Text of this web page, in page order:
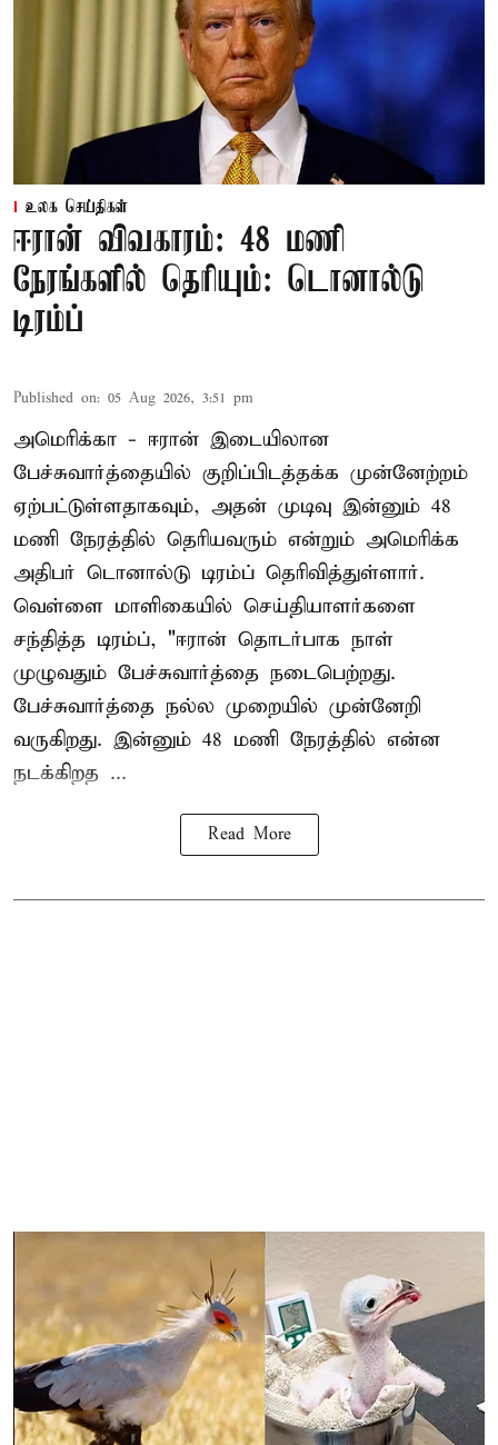
உலக செய்திகள்
ஈரான் விவகாரம்: 48 மணி
நேரங்களில் தெரியும்: டொனால்டு
டிரம்ப்
Published on: 05 Aug 2026, 3:51 pm
அமெரிக்கா - ஈரான் இடையிலான
பேச்சுவார்த்தையில் குறிப்பிடத்தக்க முன்னேற்றம்
ஏற்பட்டுள்ளதாகவும், அதன் முடிவு இன்னும் 48
மணி நேரத்தில் தெரியவரும் என்றும் அமெரிக்க
அதிபர் டொனால்டு டிரம்ப் தெரிவித்துள்ளார்.
வெள்ளை மாளிகையில் செய்தியாளர்களை
சந்தித்த டிரம்ப், "ஈரான் தொடர்பாக நாள்
முழுவதும் பேச்சுவார்த்தை நடைபெற்றது.
பேச்சுவார்த்தை நல்ல முறையில் முன்னேறி
வருகிறது. இன்னும் 48 மணி நேரத்தில் என்ன
நடக்கிறத ...
Read More